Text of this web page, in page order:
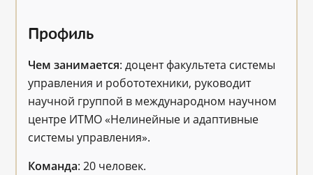
Профиль
Чем занимается: доцент факультета системы
управления и робототехники, руководит
научной группой в международном научном
центре ИТМО «Нелинейные и адаптивные
системы управления».
Команда: 20 человек.